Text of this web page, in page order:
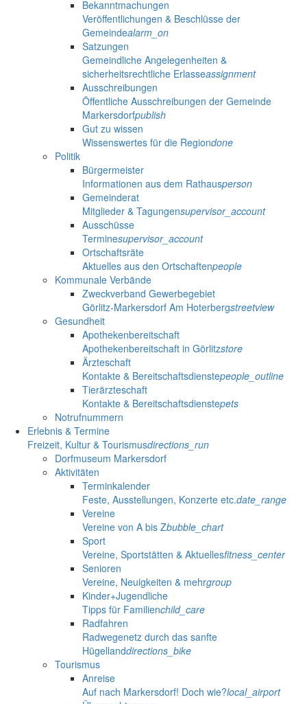
Bekanntmachungen
Veröffentlichungen & Beschlüsse der
Gemeindealarm_on
Satzungen
Gemeindliche Angelegenheiten &
sicherheitsrechtliche Erlasseassignment
Ausschreibungen
Öffentliche Ausschreibungen der Gemeinde
Markersdorfpublish
Gut zu wissen
Wissenswertes für die Regiondone
Politik
Bürgermeister
Informationen aus dem Rathausperson
Gemeinderat
Mitglieder & Tagungensupervisor_account
Ausschüsse
Terminesupervisor_account
Ortschaftsräte
Aktuelles aus den Ortschaftenpeople
Kommunale Verbände
Zweckverband Gewerbegebiet
Görlitz-Markersdorf Am Hoterbergstreetview
Gesundheit
Apothekenbereitschaft
Apothekenbereitschaft in Görlitzstore
Ärzteschaft
Kontakte & Bereitschaftsdienstepeople_outline
Tierärzteschaft
Kontakte & Bereitschaftsdienstepets
Notrufnummern
Erlebnis & Termine
Freizeit, Kultur & Tourismusdirections_run
Dorfmuseum Markersdorf
Aktivitäten
Terminkalender
Feste, Ausstellungen, Konzerte etc.date_range
Vereine
Vereine von A bis Zbubble_chart
Sport
Vereine, Sportstätten & Aktuellesfitness_center
Senioren
Vereine, Neuigkeiten & mehrgroup
Kinder+Jugendliche
Tipps für Familienchild_care
Radfahren
Radwegenetz durch das sanfte
Hügellanddirections_bike
Tourismus
Anreise
Auf nach Markersdorf! Doch wie?local_airport